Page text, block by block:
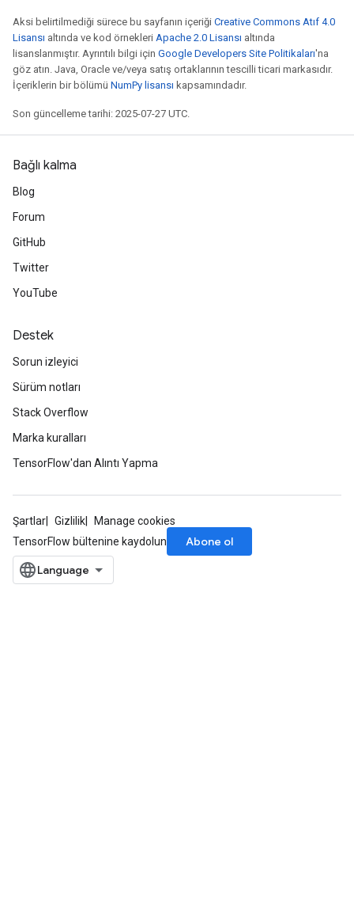
Aksi belirtilmediği sürece bu sayfanın içeriği Creative Commons Atıf 4.0
Lisansı altında ve kod örnekleri Apache 2.0 Lisansı altında
lisanslanmıştır. Ayrıntılı bilgi için Google Developers Site Politikaları'na
göz atın. Java, Oracle ve/veya satış ortaklarının tescilli ticari markasıdır.
İçeriklerin bir bölümü NumPy lisansı kapsamındadır.
Son güncelleme tarihi: 2025-07-27 UTC.
Bağlı kalma
Blog
Forum
GitHub
Twitter
YouTube
Destek
Sorun izleyici
Sürüm notları
Stack Overflow
Marka kuralları
TensorFlow'dan Alıntı Yapma
Şartlar Gizlilik
Manage cookies
TensorFlow bültenine kaydolun
Abone ol